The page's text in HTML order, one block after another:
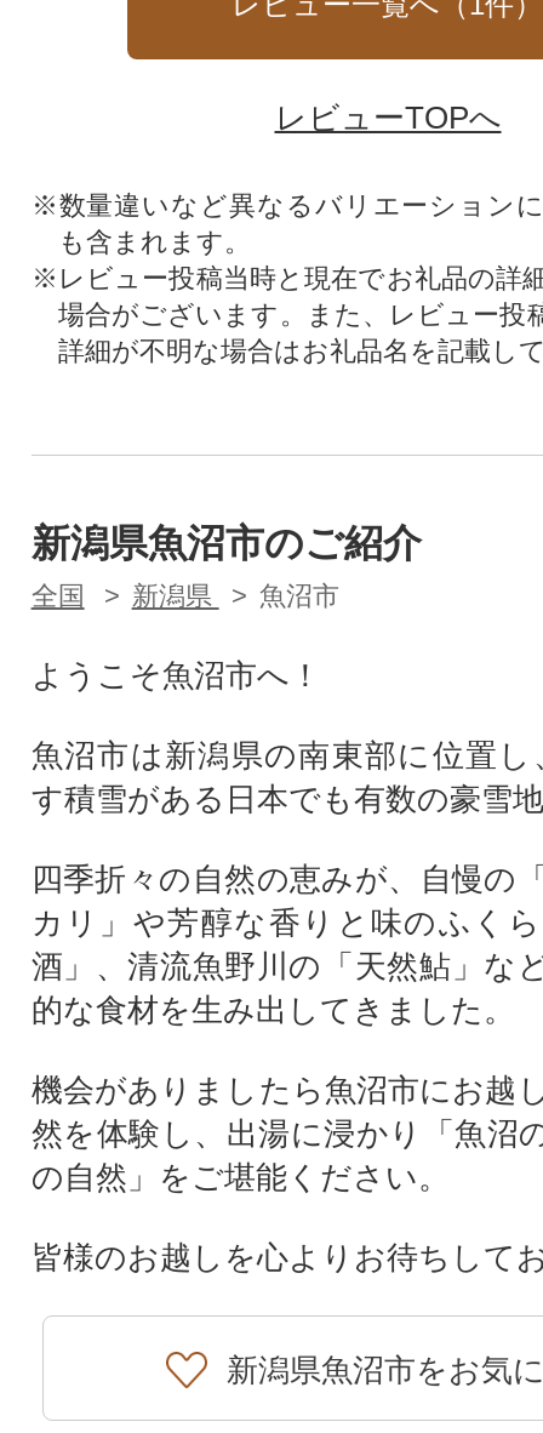
レビューTOPへ
※数量違いなど異なるバリエーション
も含まれます。
※レビュー投稿当時と現在でお礼品の詳
場合がございます。また、レビュー投
詳細が不明な場合はお礼品名を記載し
新潟県魚沼市のご紹介
全国 新潟県 魚沼市
ようこそ魚沼市へ！
魚沼市は新潟県の南東部に位置
す積雪がある日本でも有数の豪雪
四季折々の自然の恵みが、自慢の
カリ」や芳醇な香りと味のふく
酒」、清流魚野川の「天然鮎」な
的な食材を生み出してきました。
機会がありましたら魚沼市にお越
然を体験し、出湯に浸かり「魚沼
の自然」をご堪能ください。
皆様のお越しを心よりお待ちして
新潟県魚沼市をお気